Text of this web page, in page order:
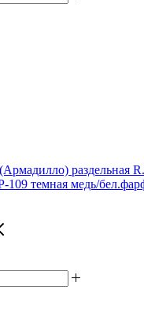
раздельная
109 темная медь/